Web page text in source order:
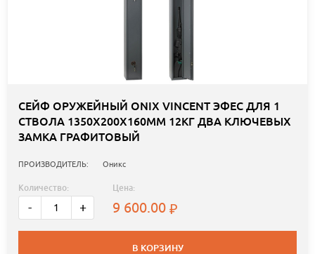
СЕЙФ ОРУЖЕЙНЫЙ ONIX VINCENT ЭФЕС ДЛЯ 1
СТВОЛА 1350Х200Х160ММ 12КГ ДВА КЛЮЧЕВЫХ
ЗАМКА ГРАФИТОВЫЙ
ПРОИЗВОДИТЕЛЬ: Оникс
Количество:
- +
Цена:
9 600.00
В КОРЗИНУ